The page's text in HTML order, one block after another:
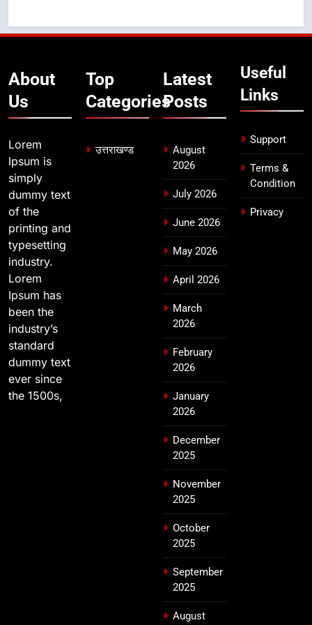
मुख्यमंत्री ने तीलू रौतेली एवं आंगनबाड़ी
कार्यकत्री पुरस्कार से मातृशक्ति को किया
सम्मानित
उत्तराखण्ड
8
खेल महाकुंभ 2026ः 01 सितंबर से सजेगा
मुख्यमंत्री चौम्पियनशिप ट्रॉफी का मंच,
न्याय पंचायत से राज्य स्तर तक होगा
About
Us
Lorem
Ipsum is
simply
dummy text
of the
printing and
typesetting
industry.
Lorem
Ipsum has
been the
industry’s
standard
dummy text
ever since
the 1500s,
Top
Categories
उत्तराखण्ड
Latest
Posts
August
2026
July 2026
June 2026
May 2026
April 2026
March
2026
February
2026
January
2026
December
2025
November
2025
October
2025
September
2025
August
Useful
Links
Support
Terms &
Condition
Privacy